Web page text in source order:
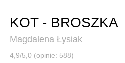
KOT - BROSZKA
Magdalena Łysiak
4,9/5,0 (opinie: 588)